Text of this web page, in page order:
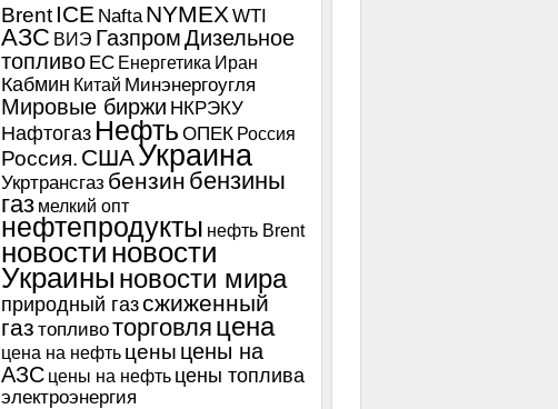
Brent ICE Nafta NYMEXWTI
АЗС ВИЭ ГазпромДизельное
топливо ЕС Енергетика Иран
Кабмин Китай Минэнергоугля
Мировые биржи НКРЭКУ
Нафтогаз Нефть ОПЕК Россия
Россия. СШАУкраина
Укртрансгаз бензин бензины
газ мелкий опт
нефтепродукты нефть Brent
новости новости
Украины новости мира
природный газсжиженный
газ топливоторговля цена
цена на нефть цены цены на
АЗС цены на нефть цены топлива
электроэнергия